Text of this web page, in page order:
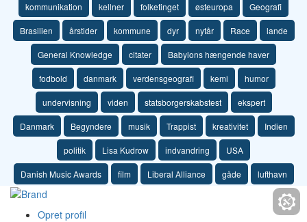
kommunikation kellner folketinget østeuropa Geografi
Brasilien årstider kommune dyr nytår Race lande
General Knowledge citater Babylons hængende haver
fodbold danmark verdensgeografi kemi humor
undervisning viden statsborgerskabstest ekspert
Danmark Begyndere musik Trappist kreativitet Indien
politik Lisa Kudrow indvandring USA
Danish Music Awards film Liberal Alliance gåde lufthavn
Opret profil